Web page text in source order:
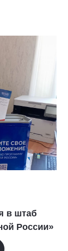
в штаб
России»